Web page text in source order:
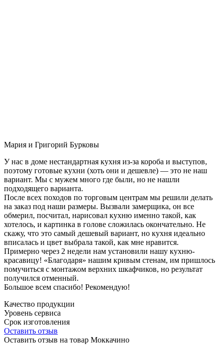
Мария и Григорий Бурковы
У нас в доме нестандартная кухня из-за короба и выступов,
поэтому готовые кухни (хоть они и дешевле) — это не наш
вариант. Мы с мужем много где были, но не нашли
подходящего варианта.
После всех походов по торговым центрам мы решили делать
на заказ под наши размеры. Вызвали замерщика, он все
обмерил, посчитал, нарисовал кухню именно такой, как
хотелось, и картинка в голове сложилась окончательно. Не
скажу, что это самый дешевый вариант, но кухня идеально
вписалась и цвет выбрала такой, как мне нравится.
Примерно через 2 недели нам установили нашу кухню-
красавицу! «Благодаря» нашим кривым стенам, им пришлось
помучиться с монтажом верхних шкафчиков, но результат
получился отменный.
Большое всем спасибо! Рекомендую!
Качество продукции
Уровень сервиса
Срок изготовления
Оставить отзыв
Оставить отзыв на товар Моккачино